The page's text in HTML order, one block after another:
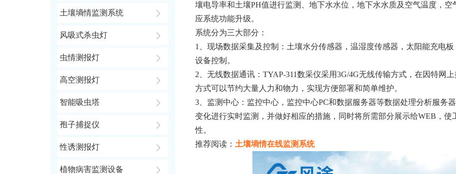
土壤墒情监测系统
风吸式杀虫灯
虫情测报灯
高空测报灯
智能吸虫塔
孢子捕捉仪
性诱测报灯
植物病害监测设备
壤电导率和土壤PH值进行监测、地下水水位，地下水水质及空气温度，
应系统功能升级。
系统分为三大部分：
1、现场数据采集及控制：土壤水分传感器，温湿度传感器，太阳能充电
设备控制。
2、无线数据通讯：TYAP-311数采仪采用3G/4G无线传输方式，在因特网
方式可以节约大量人力和物力，实现方便部署和简单维护。
3、监测中心：监控中心，监控中心PC和数据服务器等数据处理分析服务
变化进行实时监测，并做好相应的措施，同时将所需部分展示给WEB，
性。
推荐阅读： 土壤墒情在线监测系统